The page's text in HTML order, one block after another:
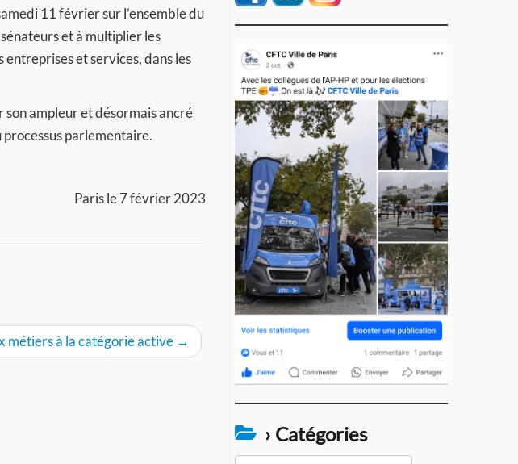
11 février sur l’ensemble du
et à multiplier les
et services, dans les
son ampleur et désormais ancré
parlementaire.
Paris le 7 février 2023
métiers à la catégorie active →
› Catégories